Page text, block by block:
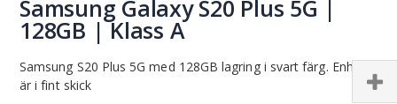
Samsung Galaxy S20 Plus 5G |
128GB | Klass A
Samsung S20 Plus 5G med 128GB lagring i svart färg. Enheten
är i fint skick